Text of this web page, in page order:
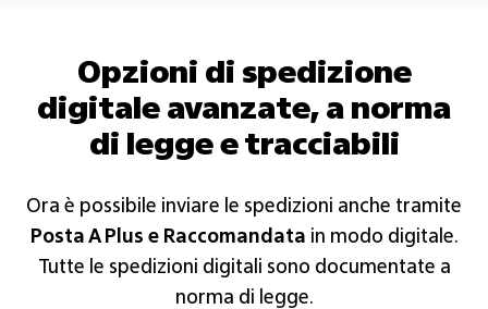
Opzioni di spedizione
digitale avanzate, a norma
di legge e tracciabili
Ora è possibile inviare le spedizioni anche tramite
Posta A Plus e Raccomandata in modo digitale.
Tutte le spedizioni digitali sono documentate a
norma di legge.